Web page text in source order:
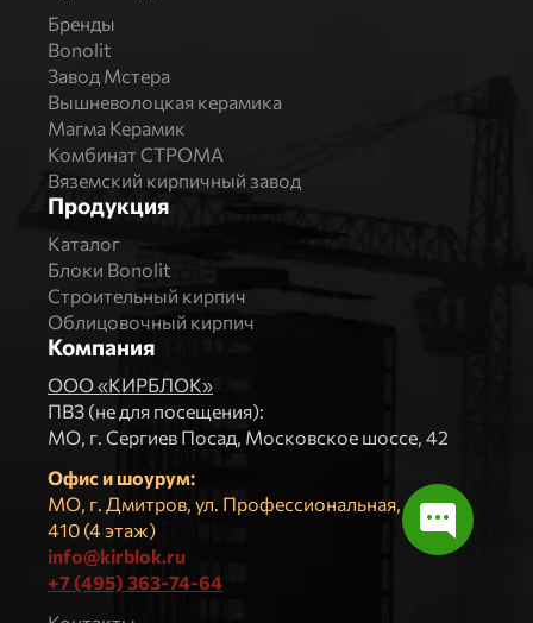
Бренды
Bonolit
Завод Мстера
Вышневолоцкая керамика
Магма Керамик
Комбинат СТРОМА
Вяземский кирпичный завод
Продукция
Каталог
Блоки Bonolit
Строительный кирпич
Облицовочный кирпич
Компания
ООО «КИРБЛОК»
ПВЗ (не для посещения):
МO, г. Сергиев Посад, Московское шоссе, 42
Офис и шоурум:
МО, г. Дмитров, ул. Профессиональная, д.4, оф.
410 (4 этаж)
info@kirblok.ru
+7 (495) 363-74-64